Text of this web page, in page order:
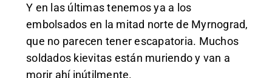
Y en las últimas tenemos ya a los
embolsados en la mitad norte de Myrnograd,
que no parecen tener escapatoria. Muchos
soldados kievitas están muriendo y van a
morir ahí inútilmente.